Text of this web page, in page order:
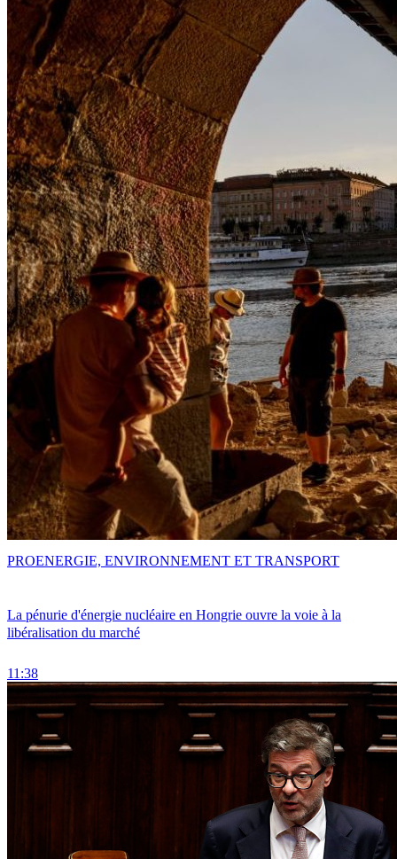
La pénurie d'énergie nucléaire en Hongrie ouvre la voie à la
libéralisation du marché
11:38
PROENERGIE, ENVIRONNEMENT ET TRANSPORT